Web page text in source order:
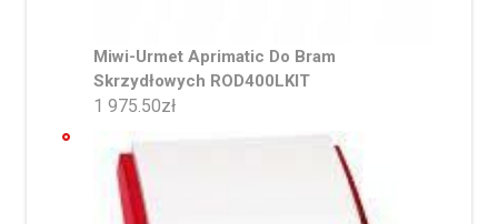
Miwi-Urmet Aprimatic Do Bram
Skrzydłowych ROD400LKIT
1 975.50zł